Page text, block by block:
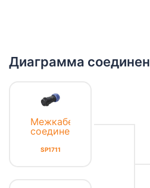
Диаграмма
Межкабельное
соединение
SP1711